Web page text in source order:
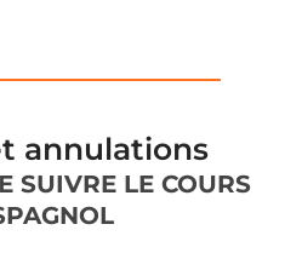
annulations
SUIVRE LE COURS